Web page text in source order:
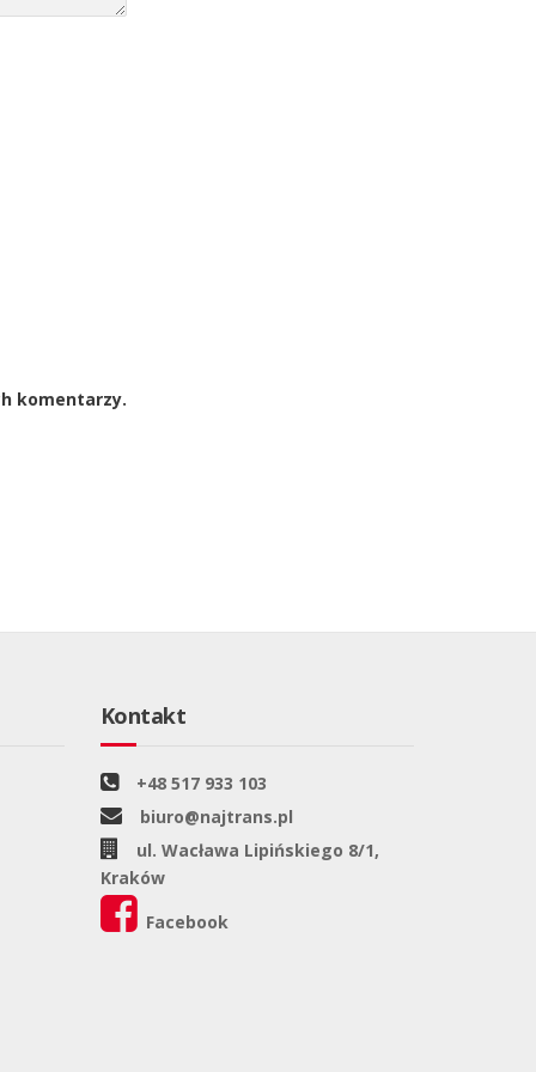
komentarzy.
Kontakt
+48 517 933 103
biuro@najtrans.pl
ul. Wacława Lipińskiego 8/1,
Kraków
Facebook